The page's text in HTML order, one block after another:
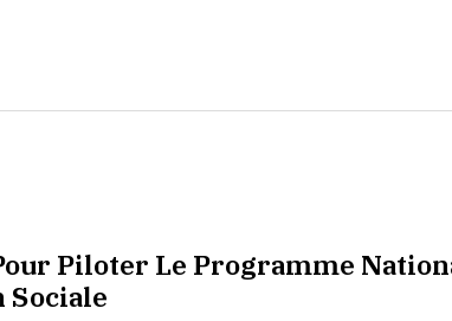
Piloter Le Programme
Sociale